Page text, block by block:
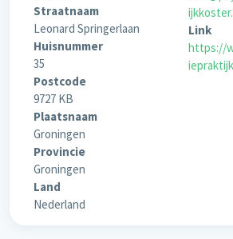
Straatnaam
Leonard Springerlaan
Huisnummer
35
Postcode
9727 KB
Plaatsnaam
Groningen
Provincie
Groningen
Land
Nederland
Link
https://